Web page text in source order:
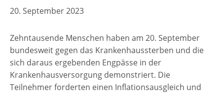
20. September 2023
Zehntausende Menschen haben am 20. September
bundesweit gegen das Krankenhaussterben und die
sich daraus ergebenden Engpässe in der
Krankenhausversorgung demonstriert. Die
Teilnehmer forderten einen Inflationsausgleich und